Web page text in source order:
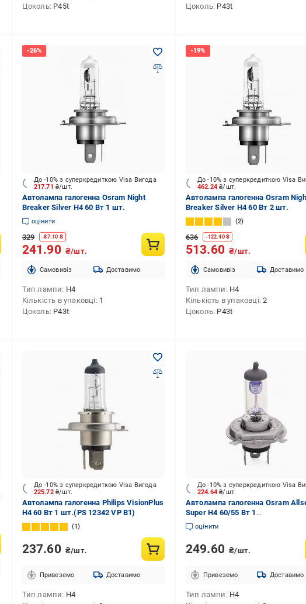
Цоколь P45t
Цоколь P43t
217.71₴/шт.
До -10% з суперкредиткою Visa Вигода
Автолампа галогенна Osram Night
Breaker Silver H4 60 Вт 1 шт.
оцінити
329 -87.10 ₴
241.90 ₴/шт.
Cамовивіз Доставимо
Тип лампи H4
Кількість в упаковці 1
Цоколь P43t
462.24₴/шт.
До -10% з суперкредиткою Visa
Автолампа галогенна Osram
Breaker Silver H4 60 Вт 2 шт.
2
636 -122.40₴
513.60 ₴/шт.
Cамовивіз Доставимо
Тип лампи H4
Кількість в упаковці 2
Цоколь P43t
225.72₴/шт.
До -10% з суперкредиткою Visa Вигода
Автолампа галогенна Philips VisionPlus
H4 60 Вт 1 шт.(PS 12342 VP B1)
1
237.60 ₴/шт.
Привеземо Доставимо
Тип лампи H4
224.64₴/шт.
До -10% з суперкредиткою Visa
Автолампа галогенна Osram
Super H4 60/55 Вт 1
шт. (4050300435978)
оцінити
249.60 ₴/шт.
Привеземо Доставимо
Тип лампи H4